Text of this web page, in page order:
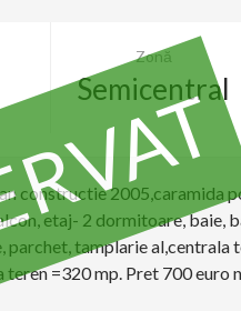
Zonă
Semicentral
constructie 2005,caramida
etaj- 2 dormitoare, baie,
tamplarie al,centrala
=320 mp. Pret 700 euro